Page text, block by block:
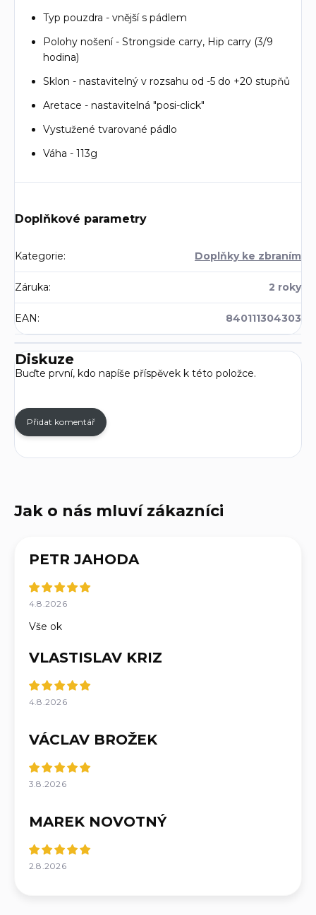
Typ pouzdra - vnější s pádlem
Polohy nošení - Strongside carry, Hip carry (3/9
hodina)
Sklon - nastavitelný v rozsahu od -5 do +20 stupňů
Aretace - nastavitelná "posi-click"
Vystužené tvarované pádlo
Váha - 113g
Doplňkové parametry
Kategorie: Doplňky ke zbraním
Záruka: 2 roky
EAN: 840111304303
Diskuze
Buďte první, kdo napíše příspěvek k této položce.
Přidat komentář
PETR JAHODA
4.8.2026
Vše ok
VLASTISLAV KRIZ
4.8.2026
VÁCLAV BROŽEK
3.8.2026
MAREK NOVOTNÝ
2.8.2026